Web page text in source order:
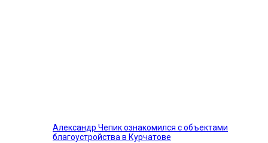
Александр Чепик ознакомился с объектами
благоустройства в Курчатове